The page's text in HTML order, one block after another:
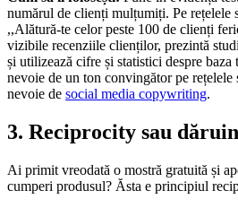
numărul de clienți mulțumiți. Pe rețelele
,,Alătură-te celor peste 100 de clienți
vizibile recenziile clienților, prezintă
și utilizează cifre și statistici despre baza
nevoie de un ton convingător pe rețelele
nevoie de social media copywriting.
3. Reciprocity sau
Ai primit vreodată o mostră gratuită și
cumperi produsul? Ăsta e principiul